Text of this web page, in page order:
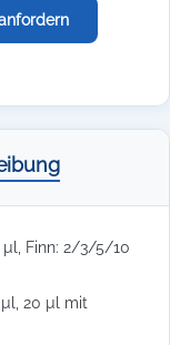
Finn: 2/3/5/10
20 µl mit